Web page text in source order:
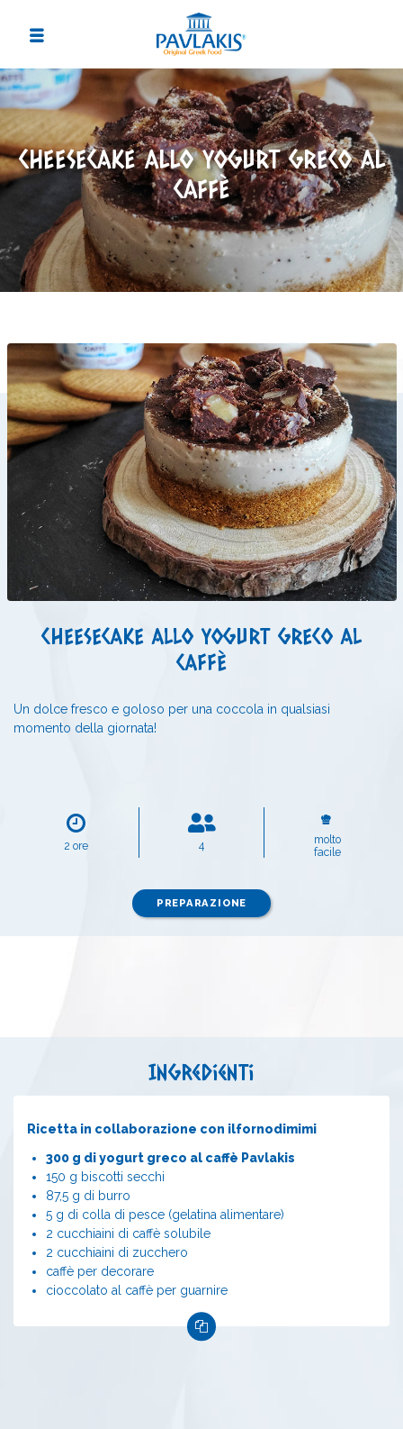
CHEESECAKE ALLO YOGURT GRECO AL
CAFFÈ
CHEESECAKE ALLO YOGURT GRECO AL
CAFFÈ
Un dolce fresco e goloso per una coccola in qualsiasi
momento della giornata!
2 ore 4
molto
facile
PREPARAZIONE
Ingredienti
Ricetta in collaborazione con ilfornodimimi
300 g di yogurt greco al caffè Pavlakis
150 g biscotti secchi
87,5 g di burro
5 g di colla di pesce (gelatina alimentare)
2 cucchiaini di caffè solubile
2 cucchiaini di zucchero
caffè per decorare
cioccolato al caffè per guarnire